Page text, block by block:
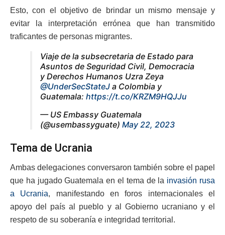
Esto, con el objetivo de brindar un mismo mensaje y
evitar la interpretación errónea que han transmitido
traficantes de personas migrantes.
Viaje de la subsecretaria de Estado para
Asuntos de Seguridad Civil, Democracia
y Derechos Humanos Uzra Zeya
@UnderSecStateJ a Colombia y
Guatemala: https://t.co/KRZM9HQJJu
— US Embassy Guatemala
(@usembassyguate) May 22, 2023
Tema de Ucrania
Ambas delegaciones conversaron también sobre el papel
que ha jugado Guatemala en el tema de la invasión rusa
a Ucrania, manifestando en foros internacionales el
apoyo del país al pueblo y al Gobierno ucraniano y el
respeto de su soberanía e integridad territorial.